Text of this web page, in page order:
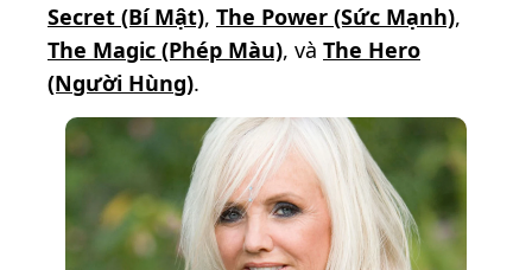
Secret (Bí Mật), The Power (Sức Mạnh),
The Magic (Phép Màu), và The Hero
(Người Hùng).